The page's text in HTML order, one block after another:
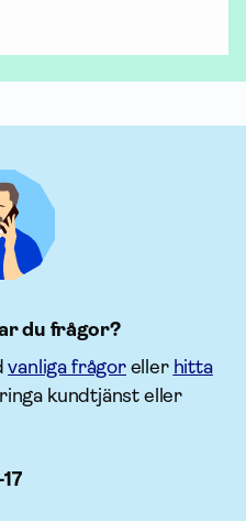
du frågor?
vanliga frågoreller hitta
kundtjänst eller